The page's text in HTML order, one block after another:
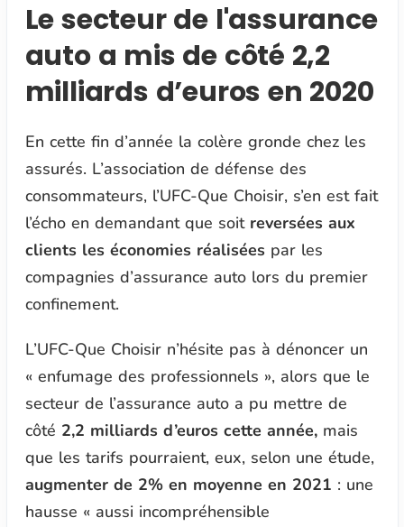
Le secteur de l'assurance
auto a mis de côté 2,2
milliards d’euros en 2020
En cette fin d’année la colère gronde chez les
assurés. L’association de défense des
consommateurs, l’UFC-Que Choisir, s’en est fait
l’écho en demandant que soit reversées aux
clients les économies réaliséespar les
compagnies d’assurance auto lors du premier
confinement.
L’UFC-Que Choisir n’hésite pas à dénoncer un
« enfumage des professionnels », alors que le
secteur de l’assurance auto a pu mettre de
côté 2,2 milliards d’euros cette année,mais
que les tarifs pourraient, eux, selon une étude,
augmenter de 2% en moyenne en 2021 : une
hausse « aussi incompréhensible